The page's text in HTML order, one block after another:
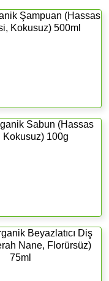
Şampuan (Hassas
Kokusuz) 500ml
Sabun (Hassas
Kokusuz) 100g
Beyazlatıcı Diş
Nane, Florürsüz)
75ml